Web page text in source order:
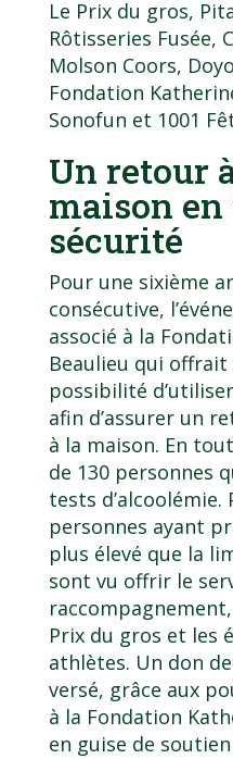
Le Prix du gros,
Rôtisseries Fusée,
Molson Coors,
Fondation
Sonofun et 1001
Un retour
maison
sécurité
Pour une sixième
consécutive,
associé à la
Beaulieu qui
possibilité
afin d’assurer un
à la maison. En
de 130 personnes
tests d’alcoolémie.
personnes ayant
plus élevé que la
sont vu offrir le
Prix du gros et les
athlètes. Un don
versé, grâce aux
à la Fondation
en guise de